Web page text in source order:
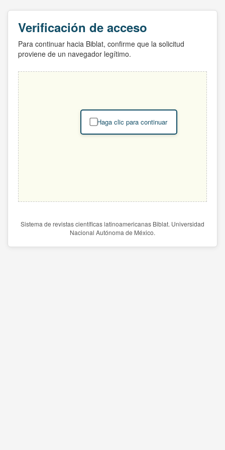
Verificación de acceso
Para continuar hacia Biblat, confirme que la solicitud
proviene de un navegador legítimo.
Haga clic para continuar
Sistema de revistas científicas latinoamericanas Biblat. Universidad
Nacional Autónoma de México.